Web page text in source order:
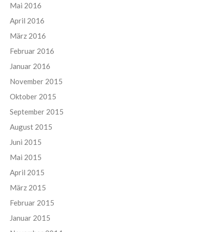
Mai 2016
April 2016
März 2016
Februar 2016
Januar 2016
November 2015
Oktober 2015
September 2015
August 2015
Juni 2015
Mai 2015
April 2015
März 2015
Februar 2015
Januar 2015